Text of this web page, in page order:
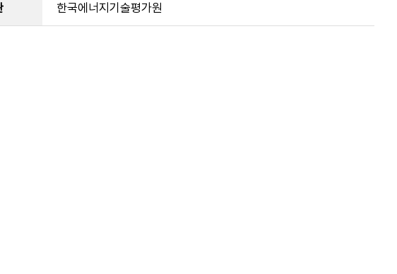
한국에너지기술평가원